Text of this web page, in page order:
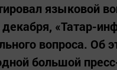
языковой
«Татар-
вопроса. Об
большой